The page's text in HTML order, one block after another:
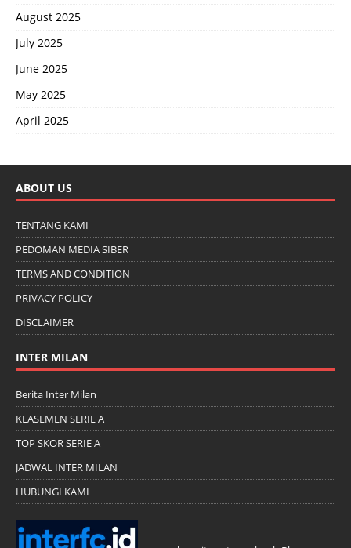
August 2025
July 2025
June 2025
May 2025
April 2025
ABOUT US
TENTANG KAMI
PEDOMAN MEDIA SIBER
TERMS AND CONDITION
PRIVACY POLICY
DISCLAIMER
INTER MILAN
Berita Inter Milan
KLASEMEN SERIE A
TOP SKOR SERIE A
JADWAL INTER MILAN
HUBUNGI KAMI